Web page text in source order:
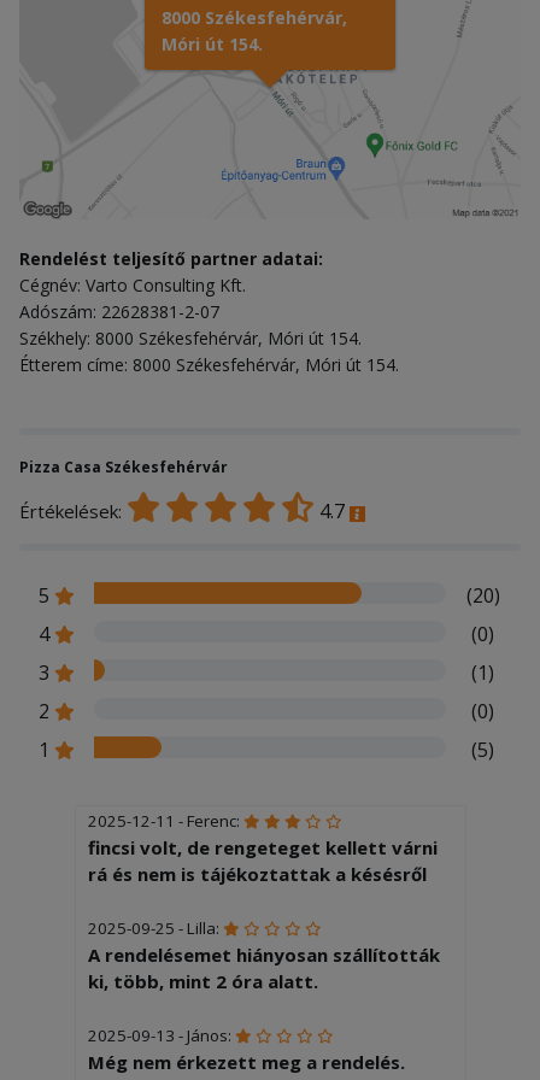
8000 Székesfehérvár,
Móri út 154.
Rendelést teljesítő partner adatai:
Cégnév: Varto Consulting Kft.
Adószám: 22628381-2-07
Székhely: 8000 Székesfehérvár, Móri út 154.
Étterem címe: 8000 Székesfehérvár, Móri út 154.
Pizza Casa Székesfehérvár
Értékelések: 4.7
5
(20)
4
(0)
3
(1)
2
(0)
1
(5)
2025-12-11 - Ferenc:
fincsi volt, de rengeteget kellett várni
rá és nem is tájékoztattak a késésről
2025-09-25 - Lilla:
A rendelésemet hiányosan szállították
ki, több, mint 2 óra alatt.
2025-09-13 - János:
Még nem érkezett meg a rendelés.